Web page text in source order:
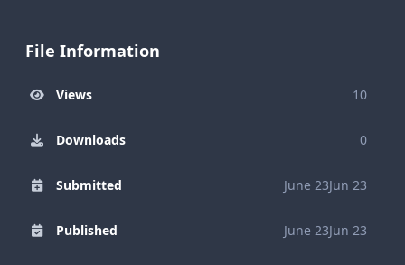
File Information
Views 10
Downloads 0
Submitted June 23Jun 23
Published June 23Jun 23